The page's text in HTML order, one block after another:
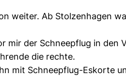
weiter. Ab Stolzenhagen
mir der Schneepflug in
die rechte.
mit Schneepflug-Eskorte